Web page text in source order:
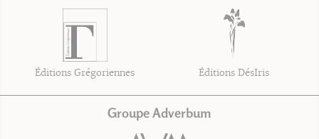
Éditions Grégoriennes Éditions DésIris
Groupe Adverbum